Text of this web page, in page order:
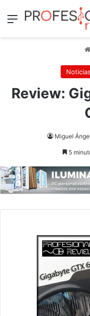
Menú
Noticias
Review:
Miguel
5